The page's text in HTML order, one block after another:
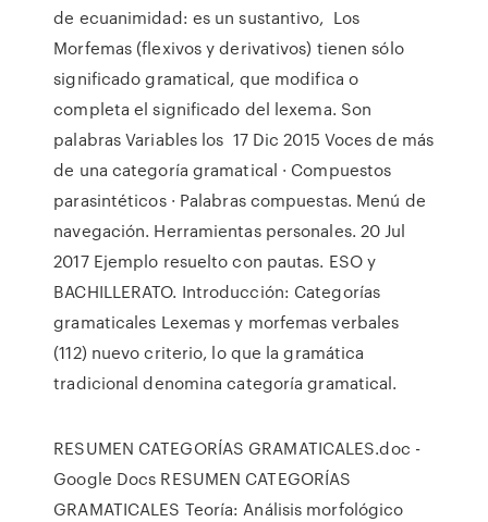
de ecuanimidad: es un sustantivo, Los
Morfemas (flexivos y derivativos) tienen sólo
significado gramatical, que modifica o
completa el significado del lexema. Son
palabras Variables los 17 Dic 2015 Voces de más
de una categoría gramatical · Compuestos
parasintéticos · Palabras compuestas. Menú de
navegación. Herramientas personales. 20 Jul
2017 Ejemplo resuelto con pautas. ESO y
BACHILLERATO. Introducción: Categorías
gramaticales Lexemas y morfemas verbales
(112) nuevo criterio, lo que la gramática
tradicional denomina categoría gramatical.
RESUMEN CATEGORÍAS GRAMATICALES.doc -
Google Docs RESUMEN CATEGORÍAS
GRAMATICALES Teoría: Análisis morfológico